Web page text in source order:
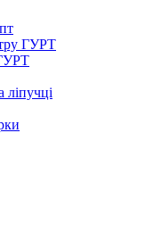
ГУРТ
ліпучці